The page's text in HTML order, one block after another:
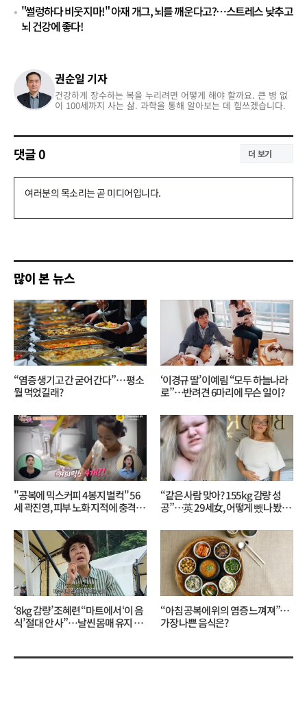
"썰렁하다 비웃지마!" 아재 개그, 뇌를 깨운다고?…스트레스 낮추고
뇌 건강에 좋다!
권순일 기자
건강하게 장수하는 복을 누리려면 어떻게 해야 할까요. 큰 병 없
이 100세까지 사는 삶. 과학을 통해 알아보는 데 힘쓰겠습니다.
댓글0 더 보기
댓
기
많이 본 뉴스
“염증 생기고 간 굳어 간다”… 평소
뭘 먹었길래?
‘이경규 딸’ 이예림 “모두 하늘나라
로”⋯반려견 6마리에 무슨 일이?
"공복에 믹스커피 4봉지 벌컥" 56
세 곽진영, 피부 노화 지적에 충격…
“같은 사람 맞아? 155kg 감량 성
공”…英 29세女, 어떻게 뺐나 봤더
‘8kg 감량’ 조혜련 “마트에서 ‘이 음
식’ 절대 안 사”…날씬 몸매 유지 비
“아침 공복에 위의 염증 느껴져”…
가장 나쁜 음식은?